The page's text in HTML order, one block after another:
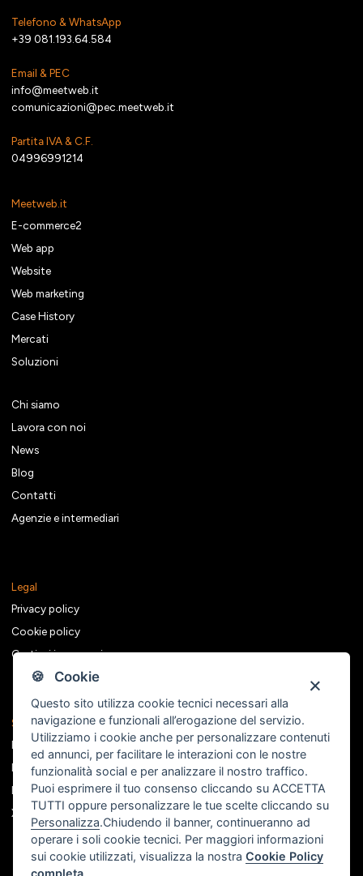
🍪 Cookie
Questo sito utilizza cookie tecnici necessari alla
navigazione e funzionali all’erogazione del servizio.
Utilizziamo i cookie anche per personalizzare contenuti
ed annunci, per facilitare le interazioni con le nostre
funzionalità social e per analizzare il nostro traffico.
Puoi esprimere il tuo consenso cliccando su ACCETTA
TUTTI oppure personalizzare le tue scelte cliccando su
Personalizza.Chiudendo il banner, continueranno ad
operare i soli cookie tecnici. Per maggiori informazioni
sui cookie utilizzati, visualizza la nostraCookie Policy
completa
Telefono & WhatsApp
+39 081.193.64.584
Email & PEC
info@meetweb.it
comunicazioni@pec.meetweb.it
Partita IVA & C.F.
04996991214
Meetweb.it
E-commerce2
Web app
Website
Web marketing
Case History
Mercati
Soluzioni
Chi siamo
Lavora con noi
News
Blog
Contatti
Agenzie e intermediari
Legal
Privacy policy
Cookie policy
Gestisci i consensi
Seguici sui social
Facebook
Instagram
Linkedin
X